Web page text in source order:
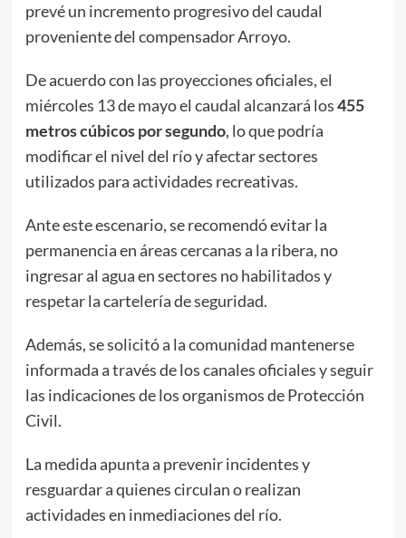
prevé un incremento progresivo del caudal
proveniente del compensador Arroyo.
De acuerdo con las proyecciones oficiales, el
miércoles 13 de mayo el caudal alcanzará los455
metros cúbicos por segundo, lo que podría
modificar el nivel del río y afectar sectores
utilizados para actividades recreativas.
Ante este escenario, se recomendó evitar la
permanencia en áreas cercanas a la ribera, no
ingresar al agua en sectores no habilitados y
respetar la cartelería de seguridad.
Además, se solicitó a la comunidad mantenerse
informada a través de los canales oficiales y seguir
las indicaciones de los organismos de Protección
Civil.
La medida apunta a prevenir incidentes y
resguardar a quienes circulan o realizan
actividades en inmediaciones del río.